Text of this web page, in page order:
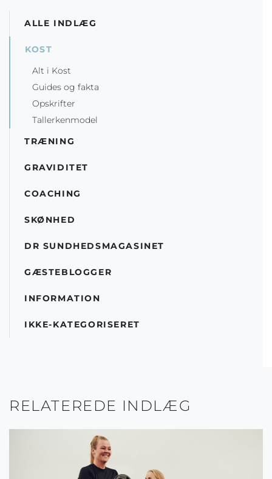
ALLE INDLÆG
KOST
Alt i Kost
Guides og fakta
Opskrifter
Tallerkenmodel
TRÆNING
GRAVIDITET
COACHING
SKØNHED
DR SUNDHEDSMAGASINET
GÆSTEBLOGGER
INFORMATION
IKKE-KATEGORISERET
RELATEREDE INDLÆG